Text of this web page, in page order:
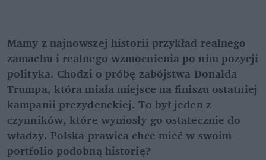
Mamy z najnowszej historii przykład realnego
zamachu i realnego wzmocnienia po nim pozycji
polityka. Chodzi o próbę zabójstwa Donalda
Trumpa, która miała miejsce na finiszu ostatniej
kampanii prezydenckiej. To był jeden z
czynników, które wyniosły go ostatecznie do
władzy. Polska prawica chce mieć w swoim
portfolio podobną historię?